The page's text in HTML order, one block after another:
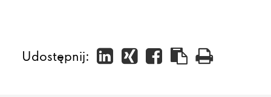
Udostępnij: